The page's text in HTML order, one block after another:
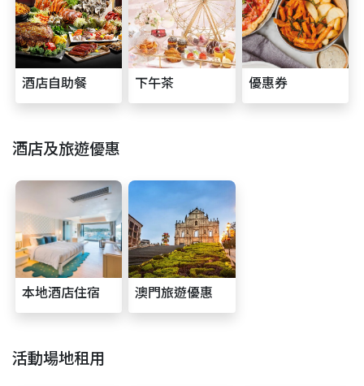
酒店自助餐 下午茶 優惠券
酒店及旅遊優惠
本地酒店住宿 澳門旅遊優惠
活動場地租用